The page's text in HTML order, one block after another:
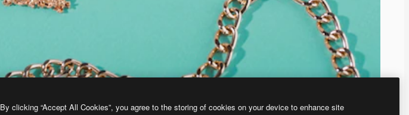
By clicking “Accept All Cookies”, you agree to the storing of cookies on your device to enhance site